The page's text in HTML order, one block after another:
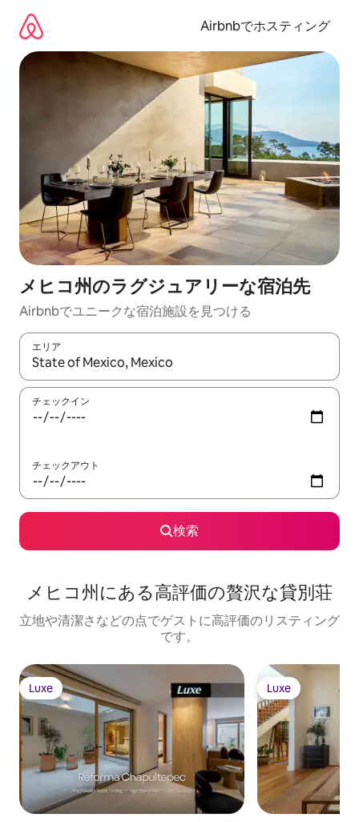
Airbnbでホスティング
メヒコ州のラグジュアリーな宿泊先
Airbnbでユニークな宿泊施設を見つける
エリア
検索結果が表示されたら、上下の矢印キーを使って移動するか
チェックイン
チェックアウト
検索
メヒコ州に⁠あ⁠る高⁠評⁠価⁠の贅⁠沢⁠な貸⁠別⁠荘
立地や清潔さなどの点でゲストに高評価のリスティング
です。
Luxe
Luxe Luxe
Luxe